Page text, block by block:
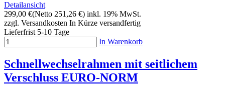
Detailansicht
299,00 €(Netto 251,26 €) inkl. 19% MwSt.
zzgl. Versandkosten In Kürze versandfertig
Lieferfrist 5-10 Tage
In Warenkorb
Schnellwechselrahmen mit seitlichem
Verschluss EURO-NORM